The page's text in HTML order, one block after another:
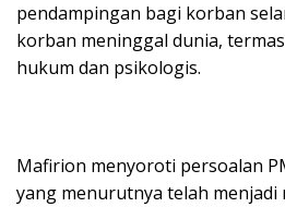
pendampingan bagi korban
korban meninggal dunia,
hukum dan psikologis.
Mafirion menyoroti persoalan
yang menurutnya telah menjadi